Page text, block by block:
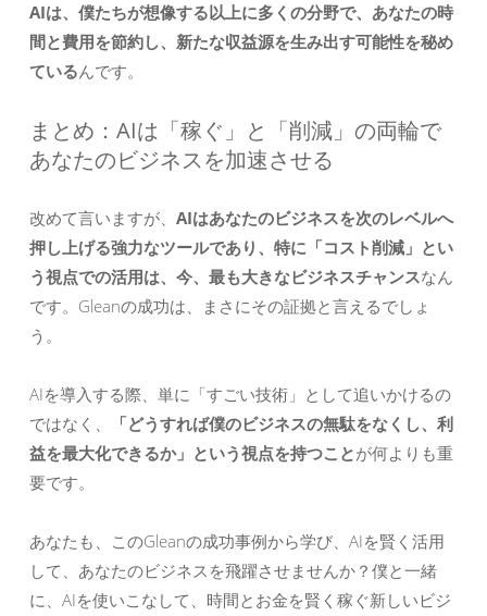
AIは、僕たちが想像する以上に多くの分野で、あなたの時
間と費用を節約し、新たな収益源を生み出す可能性を秘め
ているんです。
まとめ：AIは「稼ぐ」と「削減」の両輪で
あなたのビジネスを加速させる
改めて言いますが、 AIはあなたのビジネスを次のレベルへ
押し上げる強力なツールであり、特に「コスト削減」とい
う視点での活用は、今、最も大きなビジネスチャンスなん
です。Gleanの成功は、まさにその証拠と言えるでしょ
う。
AIを導入する際、単に「すごい技術」として追いかけるの
ではなく、
「どうすれば僕のビジネスの無駄をなくし、利
益を最大化できるか」という視点を持つことが何よりも重
要です。
あなたも、このGleanの成功事例から学び、AIを賢く活用
して、あなたのビジネスを飛躍させませんか？僕と一緒
に、AIを使いこなして、時間とお金を賢く稼ぐ新しいビジ